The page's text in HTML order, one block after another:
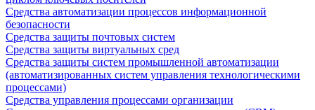
Средства автоматизации процессов информационной
безопасности
Средства защиты почтовых систем
Средства защиты виртуальных сред
Средства защиты систем промышленной автоматизации
(автоматизированных систем управления технологическими
процессами)
Средства управления процессами организации